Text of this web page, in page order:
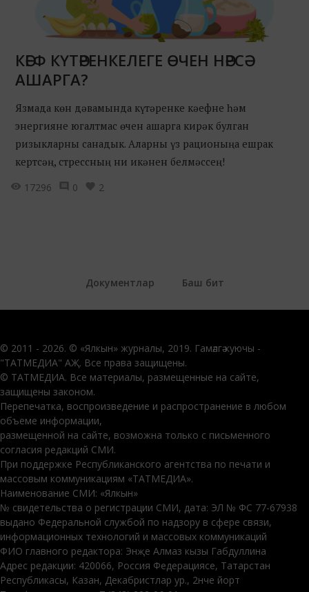
КӘЕФ КҮТӘРЕНКЕЛЕГЕ ӨЧЕН НӘРСӘ
АШАРГА?
Язмада көн дәвамында күтәренке кәефне һәм
энергияне югалтмас өчен ашарга кирәк булган
ризыкларны санадык. Аларны үз рационыңа ешрак
кертсәң, стрессның ни икәнен белмәссең!
17296
0 2
Документлар Баш бит
© 2011 - 2026. © «Ялкын» журналы, 2019. Гамәлгә куючы -
"ТАТМЕДИА" АҖ. Все права защищены.
© ТАТМЕДИА. Все материалы, размещенные на сайте,
защищены законом.
Перепечатка, воспроизведение и распространение в любом
объеме информации,
размещенной на сайте, возможна только с письменного
согласия редакций СМИ.
При поддержке Республиканского агентства по печати и
массовым коммуникациям «ТАТМЕДИА».
Наименование СМИ: «Ялкын»
№ свидетельства о регистрации СМИ, дата: ЭЛ № ФС 77-67938
выдано Федеральной службой по надзору в сфере связи,
информационных технологий и массовых коммуникаций
ФИО главного редактора: Энҗе Алмаз кызы Габдуллина
Адрес редакции: 420066, Россия Федерациясе, Татарстан
Республикасы, Казан, Декабристлар ур., 2нче йорт